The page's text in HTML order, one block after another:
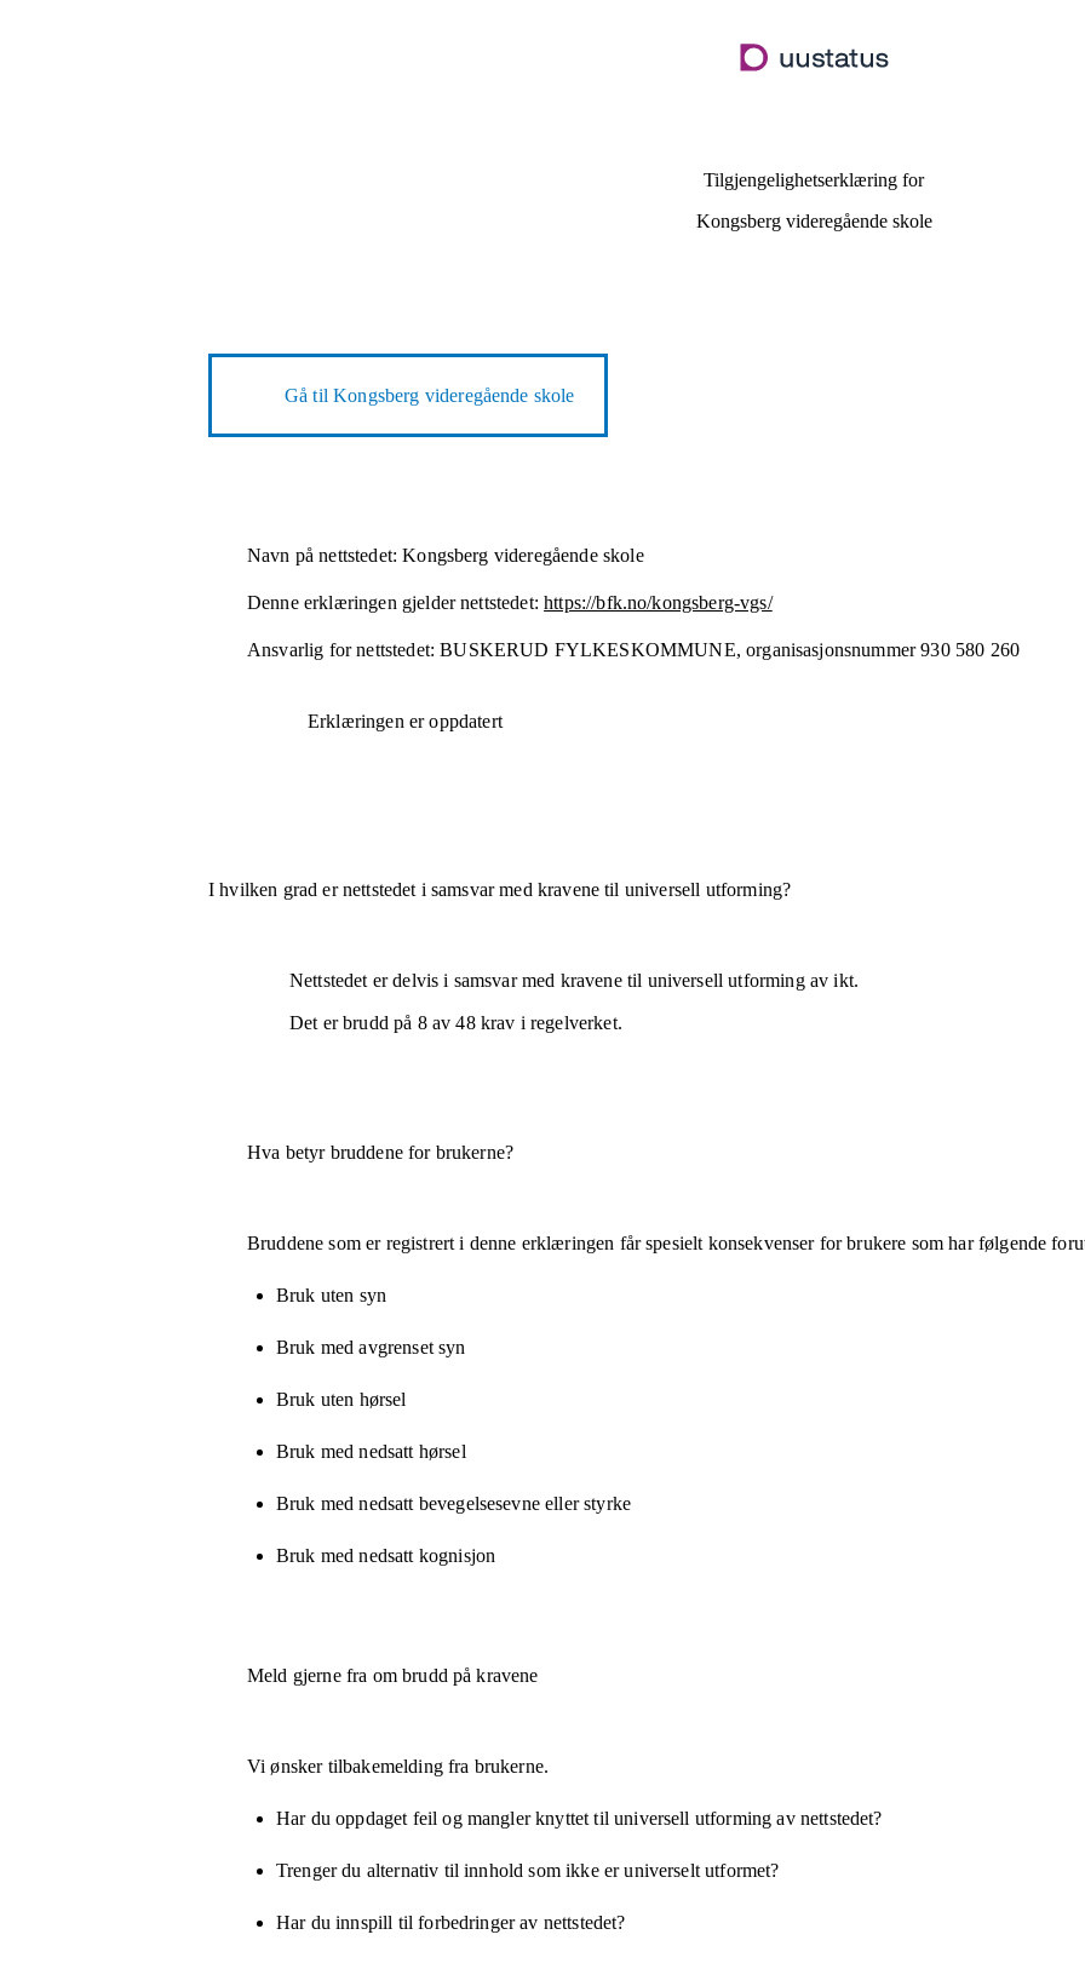
hovedinnhold
Tilgjengelighetserklæring for
Kongsberg videregående skole
Gå tilKongsberg videregående skole
Navn på nettstedet: Kongsberg videregående skole
Denne erklæringen gjelder nettstedet: https://bfk.no/kongsberg-vgs/
Ansvarlig for nettstedet: BUSKERUD FYLKESKOMMUNE,organisasjonsnummer 930 580 260
Erklæringen er oppdatert
I hvilken grad er nettstedet i samsvar med kravene til universell utforming?
Nettstedet erdelvis i samsvarmed kravene til universell utforming av ikt.
Det er brudd på 8av48krav i regelverket.
Hva betyr bruddene for brukerne?
Bruddene som er registrert i denne erklæringen får spesielt konsekvenser for brukere som har følgende
Bruk uten syn
Bruk med avgrenset syn
Bruk uten hørsel
Bruk med nedsatt hørsel
Bruk med nedsatt bevegelsesevne eller styrke
Bruk med nedsatt kognisjon
Meld gjerne fra om brudd på kravene
Vi ønsker tilbakemelding fra brukerne.
Har du oppdaget feil og mangler knyttet til universell utforming av nettstedet?
Trenger du alternativ til innhold som ikke er universelt utformet?
Har du innspill til forbedringer av nettstedet?